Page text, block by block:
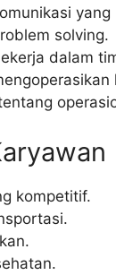
yang
solving.
dalam
kompetitif.